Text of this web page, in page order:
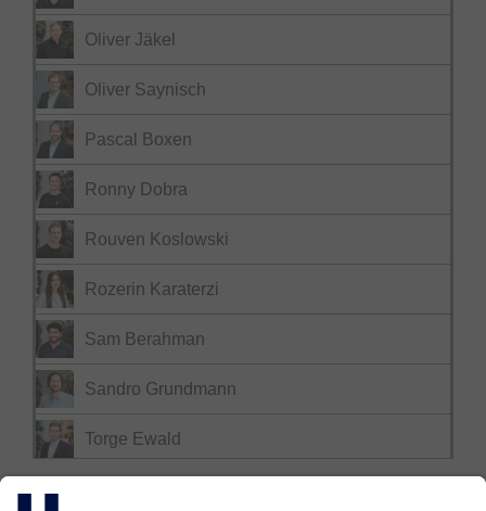
Oliver Jäkel
Oliver Saynisch
Pascal Boxen
Ronny Dobra
Rouven Koslowski
Rozerin Karaterzi
Sam Berahman
Sandro Grundmann
Torge Ewald